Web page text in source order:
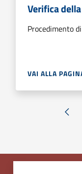
Verifica
Procedimento
VAI ALLA
«